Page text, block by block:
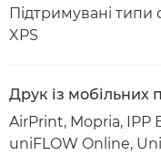
Підтримувані типи
XPS
Друк із мобільних
AirPrint, Mopria, IPP
uniFLOW Online,